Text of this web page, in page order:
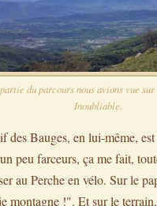
du parcours nous avions vue
Inoubliable.
des Bauges, en lui-même,
peu farceurs, ça me fait,
au Perche en vélo. Sur le
montagne !". Et sur le